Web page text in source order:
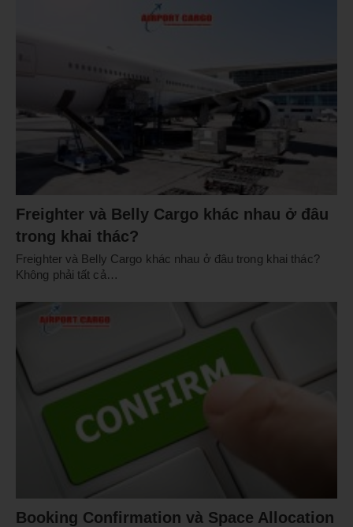
Freighter và Belly Cargo khác nhau ở đâu
trong khai thác?
Freighter và Belly Cargo khác nhau ở đâu trong khai thác?
Không phải tất cả…
Booking Confirmation và Space Allocation